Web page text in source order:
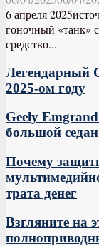
6 апреля
гоночный «танк»
средство...
Легендарный
2025-ом году
Geely
большой
Почему
трата денег
Взгляните на